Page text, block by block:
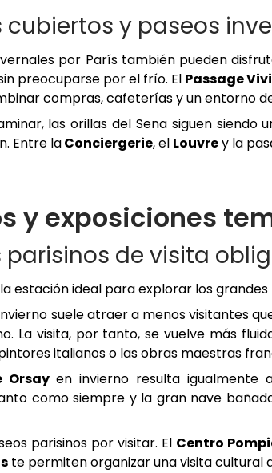
cubiertos y paseos
por París también pueden
preocuparse por el frío. El Passage
compras, cafeterías y un entorno
las orillas del Sena siguen siendo
Entre laConciergerie, el Louvrey la
y exposiciones
parisinos de visita
la estación ideal para explorar los
suele atraer a menos visitantes
La visita, por tanto, se vuelve más
italianos o las obras maestras
Orsayen invierno resulta igualmente
como siempre y la gran nave
parisinos por visitar. El Centro
te permiten organizar una visita cultural